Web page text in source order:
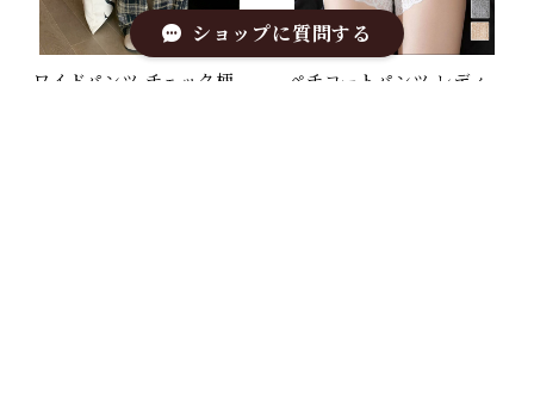
ワイドパンツ チェック柄
ペチコートパンツ レディ
ショップに質問する